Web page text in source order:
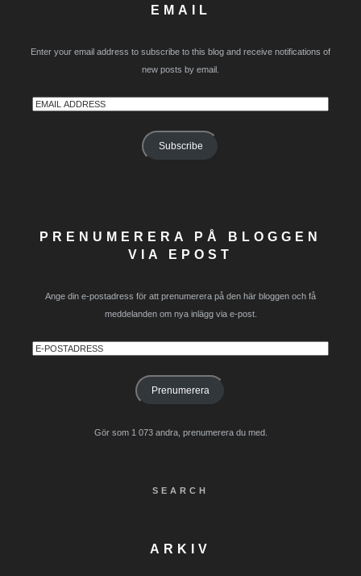
EMAIL
Enter your email address to subscribe to this blog and receive notifications of
new posts by email.
Email
Subscribe
PRENUMERERA PÅ BLOGGEN
VIA EPOST
Ange din e-postadress för att prenumerera på den här bloggen och få
meddelanden om nya inlägg via e-post.
E-
Prenumerera
Gör som 1 073 andra, prenumerera du med.
SEARCH
ARKIV